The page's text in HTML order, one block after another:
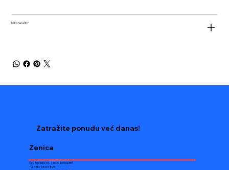
Kako naručiti?
Zatražite ponudu već danas!
Ćire Truhleke 8c, 72000 Zenica, BiH
Tel: +387 63 693 825
Zenica